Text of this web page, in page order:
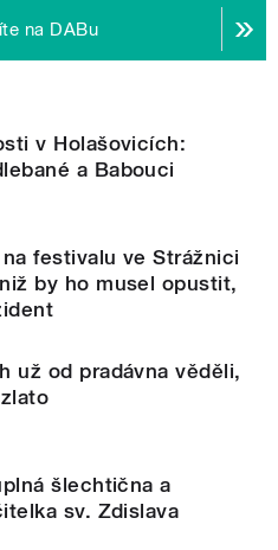
na DABu
v Holašovicích:
a Babouci
festivalu ve Strážnici
by ho musel opustit,
už od pradávna věděli,
šlechtična a
sv. Zdislava